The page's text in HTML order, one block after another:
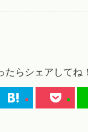
たらシェアしてね！